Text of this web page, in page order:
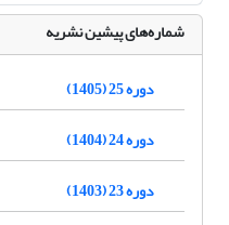
شماره‌های پیشین نشریه
دوره 25 (1405)
دوره 24 (1404)
دوره 23 (1403)